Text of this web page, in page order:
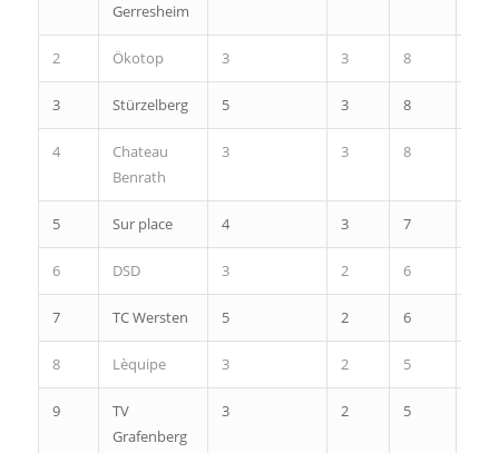
Gerresheim
2 Ökotop 3 3 8
3 Stürzelberg 5 3 8
4
Chateau
Benrath
3 3 8
5 Sur place 4 3 7
6 DSD 3 2 6
7 TC Wersten 5 2 6
8 Lèquipe 3 2 5
9
TV
Grafenberg
3 2 5